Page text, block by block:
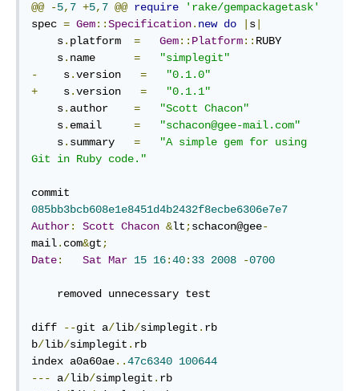
@@
-5, 7 +5, 7 @@ require
'rake/gempackagetask'
spec = Gem::Specification. new do s
    s
. platform = Gem:: Platform:: RUBY
    s
. name =
"simplegit"
-
    s
.version =
"0.1.0"
+
    s
.version =
"0.1.1"
    s
. author =
"Scott Chacon"
    s
. email =
"schacon@gee-mail.com"
    s
. summary =
"A simple gem for using
Git in Ruby code."
085bb3bcb608e1e8451d4b2432f8ecbe6306e7e7
Author: Scott Chacon &lt ;schacon@gee-
mail. com&gt ;
Date: Sat Mar 15 16:40: 33 2008 -0700
diff --git a/lib/simplegit . rb
b/lib/simplegit . rb
index a0a60ae..47c6340 100644
--- a/lib/simplegit .